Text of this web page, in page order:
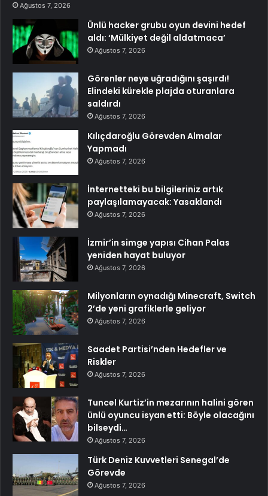
Ağustos 7, 2026
Ünlü hacker grubu oyun devini hedef
aldı: ‘Mülkiyet değil aldatmaca’
Ağustos 7, 2026
Görenler neye uğradığını şaşırdı!
Elindeki kürekle plajda oturanlara
saldırdı
Ağustos 7, 2026
Kılıçdaroğlu Görevden Almalar
Yapmadı
Ağustos 7, 2026
İnternetteki bu bilgileriniz artık
paylaşılamayacak: Yasaklandı
Ağustos 7, 2026
İzmir’in simge yapısı Cihan Palas
yeniden hayat buluyor
Ağustos 7, 2026
Milyonların oynadığı Minecraft, Switch
2’de yeni grafiklerle geliyor
Ağustos 7, 2026
Saadet Partisi’nden Hedefler ve
Riskler
Ağustos 7, 2026
Tuncel Kurtiz’in mezarının halini gören
ünlü oyuncu isyan etti: Böyle olacağını
bilseydi…
Ağustos 7, 2026
Türk Deniz Kuvvetleri Senegal’de
Görevde
Ağustos 7, 2026